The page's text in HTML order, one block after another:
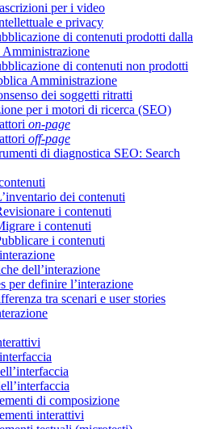
per i video
e privacy
di contenuti prodotti dalla
Amministrazione
di contenuti non prodotti
Amministrazione
dei soggetti ritratti
per i motori di ricerca (SEO)
on-page
off-page
di diagnostica SEO: Search
dei contenuti
i contenuti
i contenuti
i contenuti
dell’interazione
per definire l’interazione
tra scenari e user stories
di composizione
interattivi